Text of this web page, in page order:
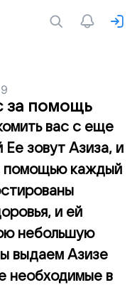
за помощь
вас с еще
зовут Азиза, и
помощью каждый
и ей
небольшую
выдаем Азизе
необходимые в